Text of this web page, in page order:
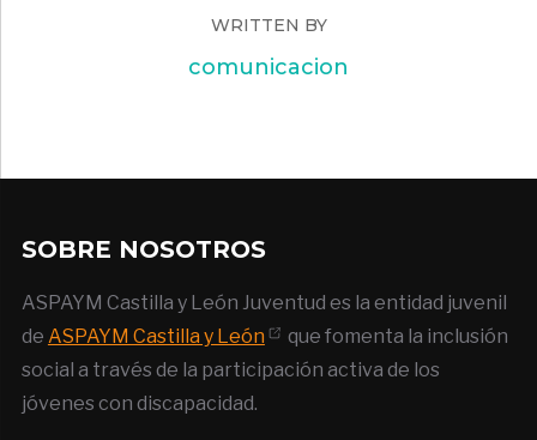
WRITTEN BY
comunicacion
SOBRE NOSOTROS
ASPAYM Castilla y León Juventud es la entidad juvenil
de ASPAYM Castilla y León
que fomenta la inclusión
social a través de la participación activa de los
jóvenes con discapacidad.